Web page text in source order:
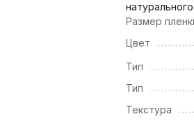
Размер
Цвет
Тип
Тип
Текстура